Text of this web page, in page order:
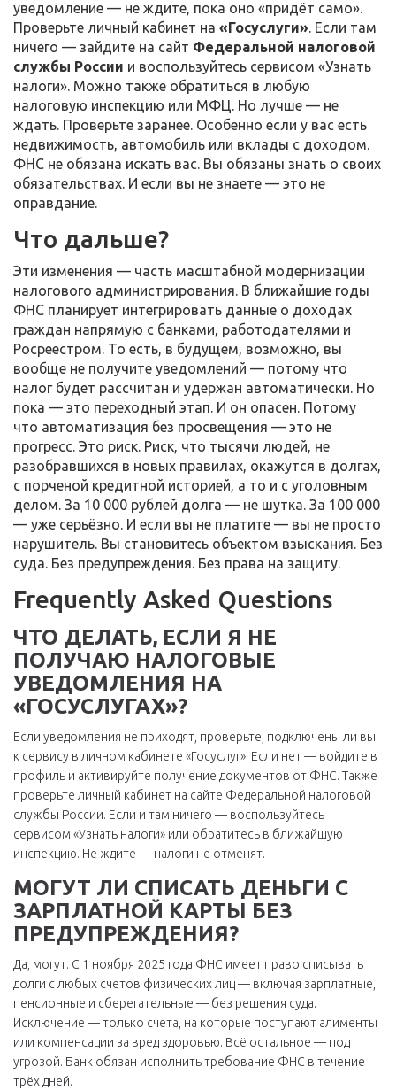
уведомление — не ждите, пока оно «придёт само».
Проверьте личный кабинет на «Госуслуги». Если там
ничего — зайдите на сайт Федеральной налоговой
службы России и воспользуйтесь сервисом «Узнать
налоги». Можно также обратиться в любую
налоговую инспекцию или МФЦ. Но лучше — не
ждать. Проверьте заранее. Особенно если у вас есть
недвижимость, автомобиль или вклады с доходом.
ФНС не обязана искать вас. Вы обязаны знать о своих
обязательствах. И если вы не знаете — это не
оправдание.
Что дальше?
Эти изменения — часть масштабной модернизации
налогового администрирования. В ближайшие годы
ФНС планирует интегрировать данные о доходах
граждан напрямую с банками, работодателями и
Росреестром. То есть, в будущем, возможно, вы
вообще не получите уведомлений — потому что
налог будет рассчитан и удержан автоматически. Но
пока — это переходный этап. И он опасен. Потому
что автоматизация без просвещения — это не
прогресс. Это риск. Риск, что тысячи людей, не
разобравшихся в новых правилах, окажутся в долгах,
с порченой кредитной историей, а то и с уголовным
делом. За 10 000 рублей долга — не шутка. За 100 000
— уже серьёзно. И если вы не платите — вы не просто
нарушитель. Вы становитесь объектом взыскания. Без
суда. Без предупреждения. Без права на защиту.
Frequently Asked Questions
ЧТО ДЕЛАТЬ, ЕСЛИ Я НЕ
ПОЛУЧАЮ НАЛОГОВЫЕ
УВЕДОМЛЕНИЯ НА
«ГОСУСЛУГАХ»?
Если уведомления не приходят, проверьте, подключены ли вы
к сервису в личном кабинете «Госуслуг». Если нет — войдите в
профиль и активируйте получение документов от ФНС. Также
проверьте личный кабинет на сайте Федеральной налоговой
службы России. Если и там ничего — воспользуйтесь
сервисом «Узнать налоги» или обратитесь в ближайшую
инспекцию. Не ждите — налоги не отменят.
МОГУТ ЛИ СПИСАТЬ ДЕНЬГИ С
ЗАРПЛАТНОЙ КАРТЫ БЕЗ
ПРЕДУПРЕЖДЕНИЯ?
Да, могут. С 1 ноября 2025 года ФНС имеет право списывать
долги с любых счетов физических лиц — включая зарплатные,
пенсионные и сберегательные — без решения суда.
Исключение — только счета, на которые поступают алименты
или компенсации за вред здоровью. Всё остальное — под
угрозой. Банк обязан исполнить требование ФНС в течение
трёх дней.